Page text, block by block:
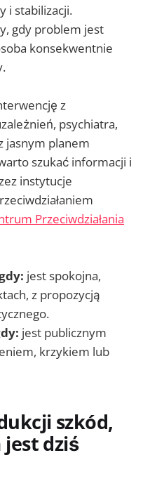
i stabilizacji.
gdy problem jest
konsekwentnie
z
psychiatra,
jasnym planem
szukać informacji i
instytucje
Przeciwdziałania
jest spokojna,
z propozycją
jest publicznym
krzykiem lub
szkód,
dziś